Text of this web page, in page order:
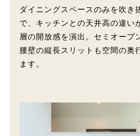
ダイニングスペースのみを吹き
で、キッチンとの天井高の違い
層の開放感を演出。セミオープ
腰壁の縦長スリットも空間の奥
ます。